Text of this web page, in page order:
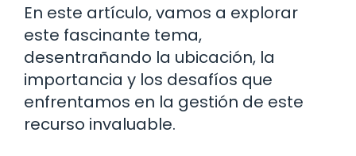
En este artículo, vamos a explorar
este fascinante tema,
desentrañando la ubicación, la
importancia y los desafíos que
enfrentamos en la gestión de este
recurso invaluable.